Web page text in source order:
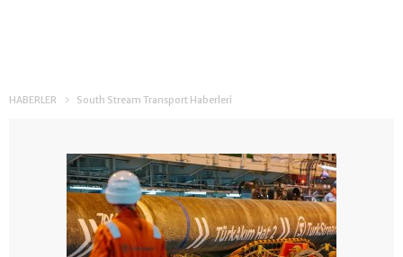
HABERLER South Stream Transport Haberleri